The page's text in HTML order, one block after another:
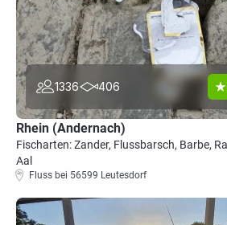
1336 406
Rhein (Andernach)
Fischarten: Zander, Flussbarsch, Barbe,
Aal
Fluss bei 56599 Leutesdorf